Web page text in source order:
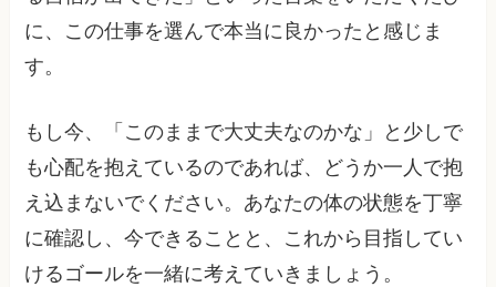
に、この仕事を選んで本当に良かったと感じま
す。
もし今、「このままで大丈夫なのかな」と少しで
も心配を抱えているのであれば、どうか一人で抱
え込まないでください。あなたの体の状態を丁寧
に確認し、今できることと、これから目指してい
けるゴールを一緒に考えていきましょう。